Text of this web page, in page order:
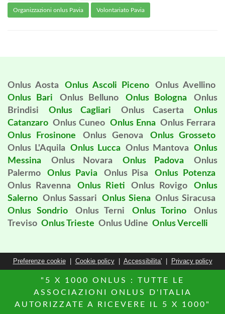
Organizzazioni onlus Pavia Volontariato Pavia
Onlus Aosta Onlus Ascoli Piceno
Onlus Avellino
Onlus Bari
Onlus Belluno Onlus Bologna
Onlus
Brindisi
Onlus Cagliari Onlus Caserta
Onlus
Catanzaro Onlus Cuneo Onlus Enna Onlus Ferrara
Onlus Frosinone
Onlus Genova
Onlus Grosseto
Onlus L'Aquila
Onlus Lucca Onlus Mantova
Onlus
Messina
Onlus Novara Onlus Padova
Onlus
Palermo
Onlus Pavia Onlus Pisa
Onlus Potenza
Onlus Ravenna
Onlus Rieti Onlus Rovigo
Onlus
Salerno Onlus Sassari Onlus Siena Onlus Siracusa
Onlus Sondrio
Onlus Terni Onlus Torino
Onlus
Treviso Onlus Trieste Onlus Udine Onlus Vercelli
Preferenze cookie| Cookie policy| Accessibilita'| Privacy policy
"5 X 1000 ONLUS : TUTTE LE
ASSOCIAZIONI ONLUS D'ITALIA
AUTORIZZATE A RICEVERE IL 5 X 1000"